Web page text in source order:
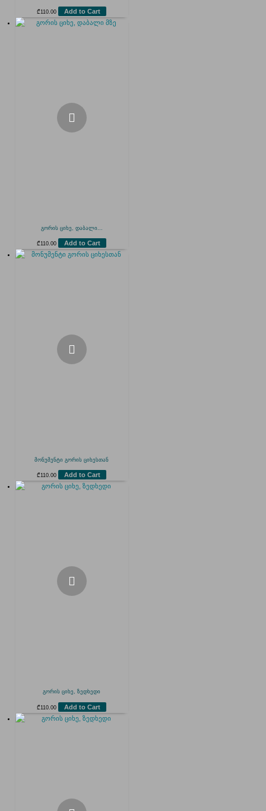
₾110.00 Add to Cart
გორის ციხე, დაბალი...
₾110.00 Add to Cart
მონუმენტი გორის ციხესთან
₾110.00 Add to Cart
გორის ციხე, ზედხედი
₾ 110.00 Add to Cart